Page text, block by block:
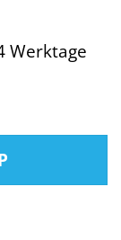
Werktage